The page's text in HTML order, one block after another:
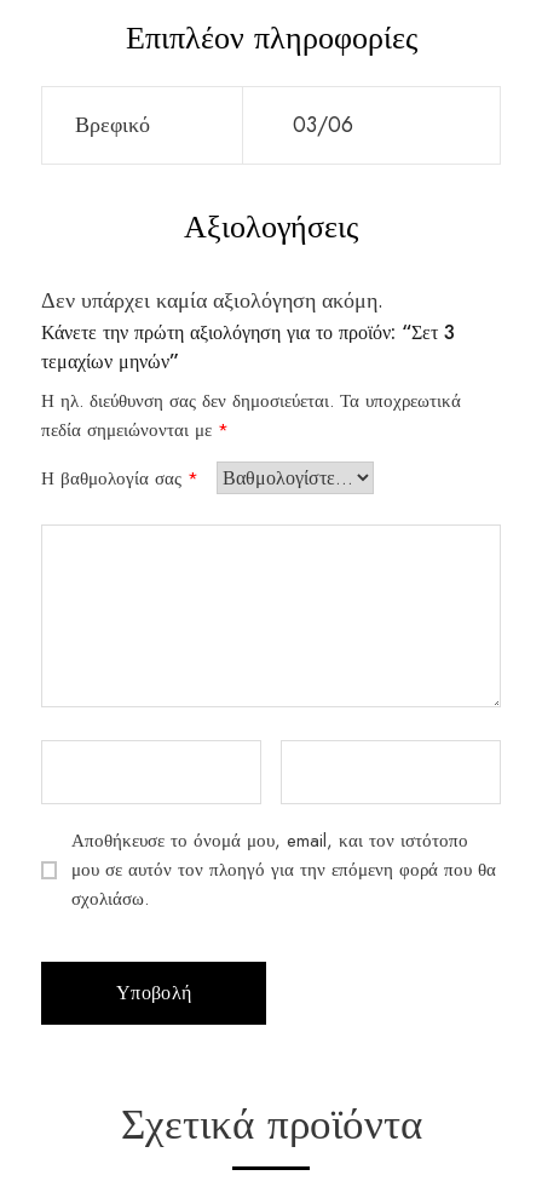
Επιπλέον πληροφορίες
Βρεφικό 03/06
Αξιολογήσεις
Δεν υπάρχει καμία αξιολόγηση ακόμη.
Κάνετε την πρώτη αξιολόγηση για το προϊόν: “Σετ 3
τεμαχίων μηνών”
Η ηλ. διεύθυνση σας δεν δημοσιεύεται. Τα υποχρεωτικά
πεδία σημειώνονται με *
Η βαθμολογία σας *
Αποθήκευσε το όνομά μου, email, και τον ιστότοπο
μου σε αυτόν τον πλοηγό για την επόμενη φορά που θα
σχολιάσω.
Σχετικά προϊόντα